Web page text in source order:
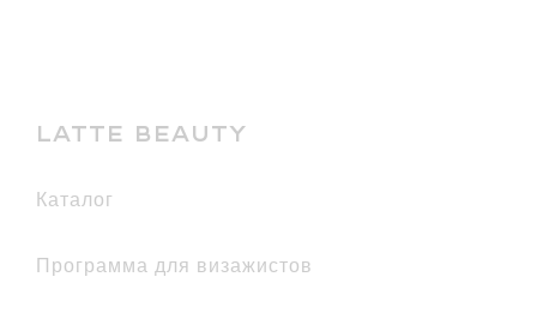
LATTE BEAUTY
каталог
Программа для визажистов